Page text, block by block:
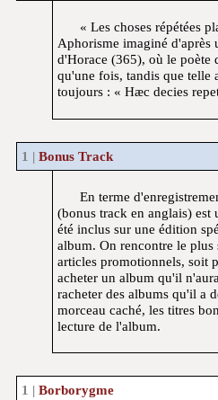
« Les choses répétées
Aphorisme imaginé d'après
d'Horace (365), où le
qu'une fois, tandis que telle
toujours : « Hæc decies
Bonus Track
En terme d'enregistrement musical, un titre bonus
(bonus track en anglais) est
été inclus sur une édition
album. On rencontre le plus
articles promotionnels, soit
acheter un album qu'il
racheter des albums qu'il a
morceau caché, les titres
lecture de l'album.
Borborygme